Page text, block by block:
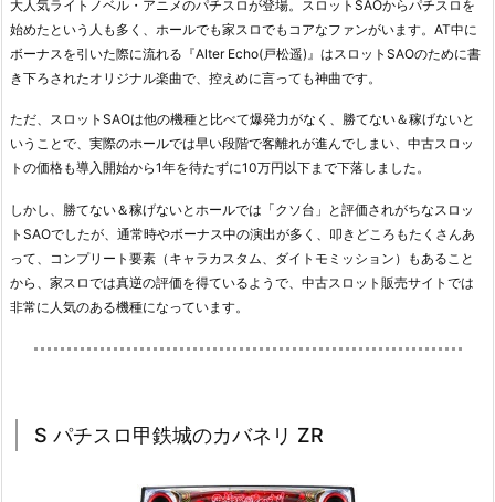
大人気ライトノベル・アニメのパチスロが登場。スロットSAOからパチスロを
始めたという人も多く、ホールでも家スロでもコアなファンがいます。AT中に
ボーナスを引いた際に流れる『Alter Echo(戸松遥)』はスロットSAOのために書
き下ろされたオリジナル楽曲で、控えめに言っても神曲です。
ただ、スロットSAOは他の機種と比べて爆発力がなく、勝てない＆稼げないと
いうことで、実際のホールでは早い段階で客離れが進んでしまい、中古スロッ
トの価格も導入開始から1年を待たずに10万円以下まで下落しました。
しかし、勝てない＆稼げないとホールでは「クソ台」と評価されがちなスロッ
トSAOでしたが、通常時やボーナス中の演出が多く、叩きどころもたくさんあ
って、コンプリート要素（キャラカスタム、ダイトモミッション）もあること
から、家スロでは真逆の評価を得ているようで、中古スロット販売サイトでは
非常に人気のある機種になっています。
S パチスロ甲鉄城のカバネリ ZR